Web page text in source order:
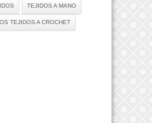
TEJIDOS A MANO
TEJIDOS A CROCHET